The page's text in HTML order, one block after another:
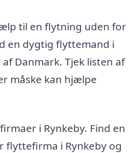
til en flytning uden for
en dygtig flyttemand i
Danmark. Tjek listen af
måske kan hjælpe
i Rynkeby. Find en
flyttefirma i Rynkeby og